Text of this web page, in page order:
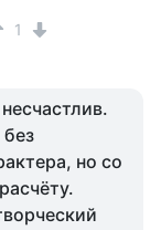
1
но со